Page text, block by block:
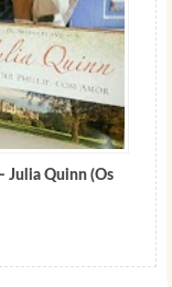
Julia Quinn (Os